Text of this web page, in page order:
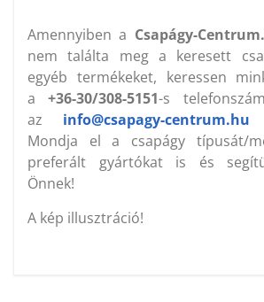
Amennyiben a Csapágy-
nem találta meg a keresett
egyéb termékeket, keressen
a+36-30/308-5151-s
az info@csapagy-centrum.hu
Mondja el a csapágy típusát/
preferált gyártókat is és
Önnek!
A kép illusztráció!